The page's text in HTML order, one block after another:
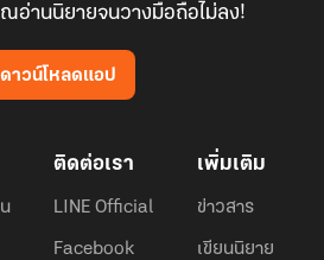
อ่านนิยายจนวางมือถือไม่ลง!
ดาวน์โหลดแอป
ติดต่อเรา
LINE Official
Facebook
เพิ่มเติม
ข่าวสาร
เขียนนิยาย